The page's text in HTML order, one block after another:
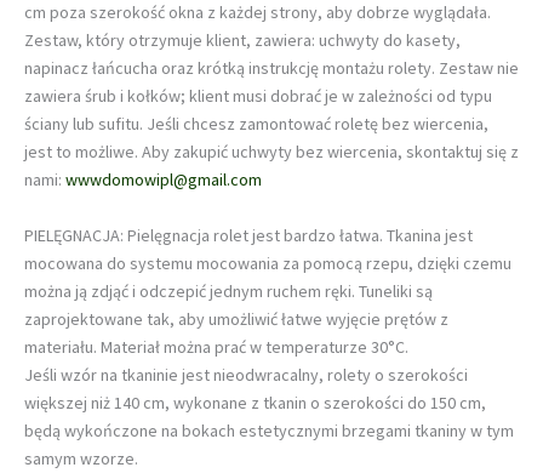
cm poza szerokość okna z każdej strony, aby dobrze wyglądała.
Zestaw, który otrzymuje klient, zawiera: uchwyty do kasety,
napinacz łańcucha oraz krótką instrukcję montażu rolety. Zestaw nie
zawiera śrub i kołków; klient musi dobrać je w zależności od typu
ściany lub sufitu. Jeśli chcesz zamontować roletę bez wiercenia,
jest to możliwe. Aby zakupić uchwyty bez wiercenia, skontaktuj się z
nami: wwwdomowipl@gmail.com
PIELĘGNACJA: Pielęgnacja rolet jest bardzo łatwa. Tkanina jest
mocowana do systemu mocowania za pomocą rzepu, dzięki czemu
można ją zdjąć i odczepić jednym ruchem ręki. Tuneliki są
zaprojektowane tak, aby umożliwić łatwe wyjęcie prętów z
materiału. Materiał można prać w temperaturze 30°C.
Jeśli wzór na tkaninie jest nieodwracalny, rolety o szerokości
większej niż 140 cm, wykonane z tkanin o szerokości do 150 cm,
będą wykończone na bokach estetycznymi brzegami tkaniny w tym
samym wzorze.